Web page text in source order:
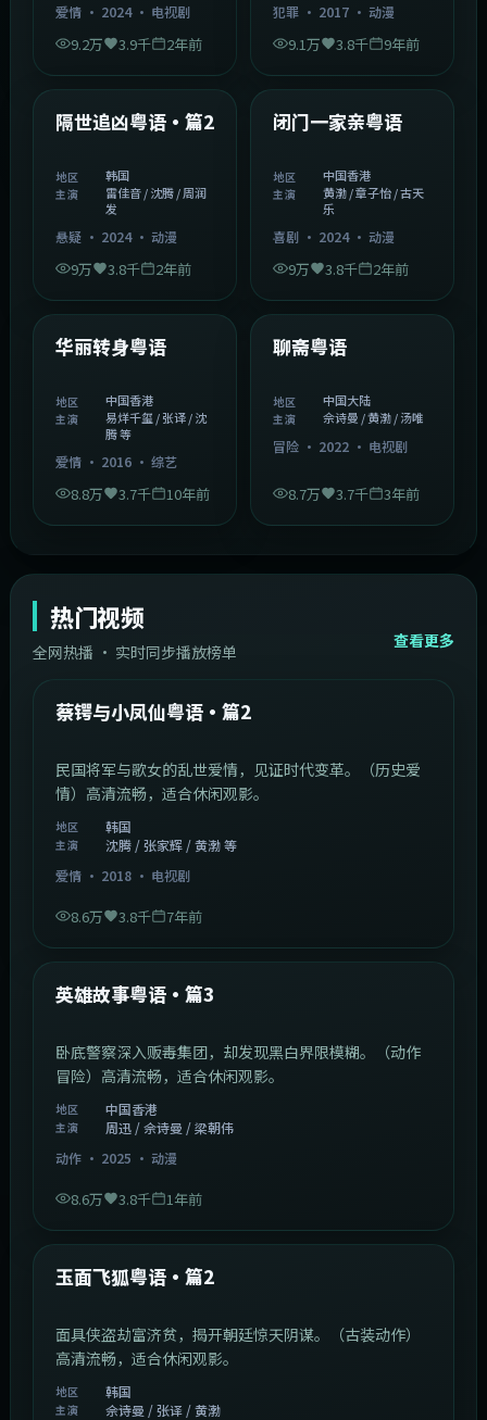
爱情· 2024· 电视剧
9.2万 3.9千 2年前
犯罪· 2017· 动漫
9.1万 3.8千 9年前
精选
隔世追凶粤语·篇2
地区 韩国
主演
雷佳音 / 沈腾 / 周润
发
悬疑· 2024· 动漫
9万 3.8千 2年前
精选
闭门一家亲粤语
地区 中国香港
主演
黄渤 / 章子怡 / 古天
乐
喜剧· 2024· 动漫
9万 3.8千 2年前
精选
华丽转身粤语
地区 中国香港
主演
易烊千玺 / 张译 / 沈
腾 等
爱情· 2016· 综艺
8.8万 3.7千 10年前
精选
聊斋粤语
地区 中国大陆
主演 佘诗曼 / 黄渤 / 汤唯
冒险· 2022· 电视剧
8.7万 3.7千 3年前
热门视频
全网热播 · 实时同步播放榜单
查看更多
热门
韩国 44:14
蔡锷与小凤仙粤语·篇2
民国将军与歌女的乱世爱情，见证时代变革。（历史爱
情）高清流畅，适合休闲观影。
地区 韩国
主演
沈腾 / 张家辉 / 黄渤 等
爱情· 2018· 电视剧
8.6万 3.8千 7年前
热门
英雄故事粤语·篇3
卧底警察深入贩毒集团，却发现黑白界限模糊。（动作
冒险）高清流畅，适合休闲观影。
地区 中国香港
主演
周迅 / 佘诗曼 / 梁朝伟
动作· 2025 · 动漫
8.6万 3.8千 1年前
热门
玉面飞狐粤语·篇2
面具侠盗劫富济贫，揭开朝廷惊天阴谋。（古装动作）
高清流畅，适合休闲观影。
地区 韩国
主演
佘诗曼 / 张译 / 黄渤